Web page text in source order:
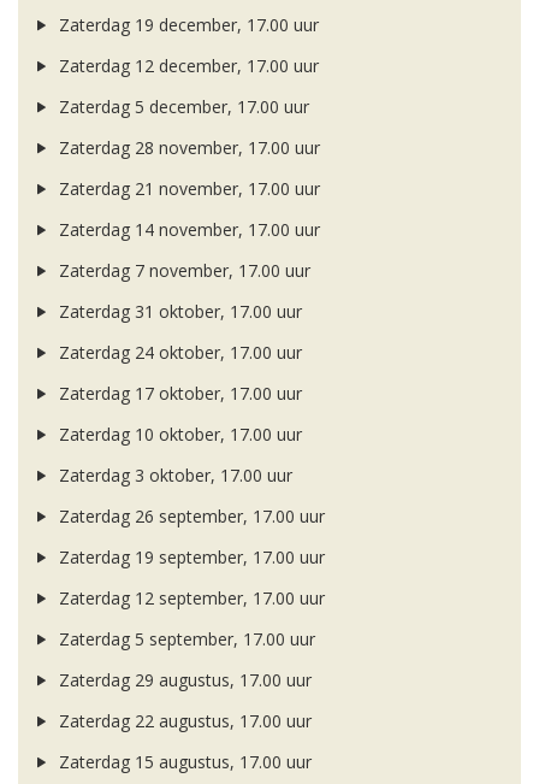
Zaterdag 19 december, 17.00 uur
Zaterdag 12 december, 17.00 uur
Zaterdag 5 december, 17.00 uur
Zaterdag 28 november, 17.00 uur
Zaterdag 21 november, 17.00 uur
Zaterdag 14 november, 17.00 uur
Zaterdag 7 november, 17.00 uur
Zaterdag 31 oktober, 17.00 uur
Zaterdag 24 oktober, 17.00 uur
Zaterdag 17 oktober, 17.00 uur
Zaterdag 10 oktober, 17.00 uur
Zaterdag 3 oktober, 17.00 uur
Zaterdag 26 september, 17.00 uur
Zaterdag 19 september, 17.00 uur
Zaterdag 12 september, 17.00 uur
Zaterdag 5 september, 17.00 uur
Zaterdag 29 augustus, 17.00 uur
Zaterdag 22 augustus, 17.00 uur
Zaterdag 15 augustus, 17.00 uur